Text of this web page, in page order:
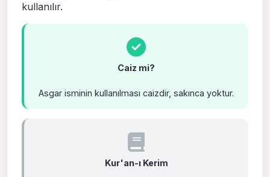
kul­lanılır.
Caiz mi?
Asgar isminin kullanılması caizdir, sakınca yoktur.
Kur'an-ı Kerim